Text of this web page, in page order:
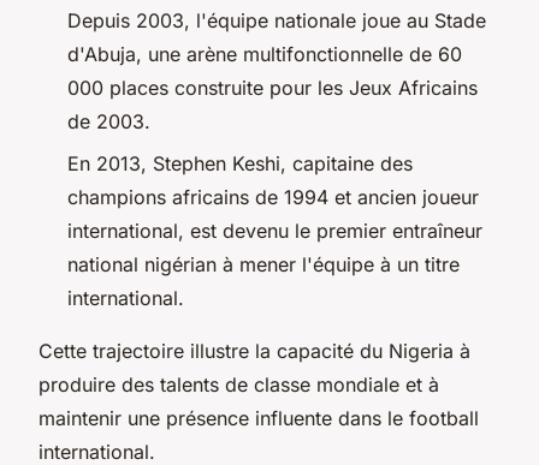
Depuis 2003, l'équipe nationale joue au Stade
d'Abuja, une arène multifonctionnelle de 60
000 places construite pour les Jeux Africains
de 2003.
En 2013, Stephen Keshi, capitaine des
champions africains de 1994 et ancien joueur
international, est devenu le premier entraîneur
national nigérian à mener l'équipe à un titre
international.
Cette trajectoire illustre la capacité du Nigeria à
produire des talents de classe mondiale et à
maintenir une présence influente dans le football
international.